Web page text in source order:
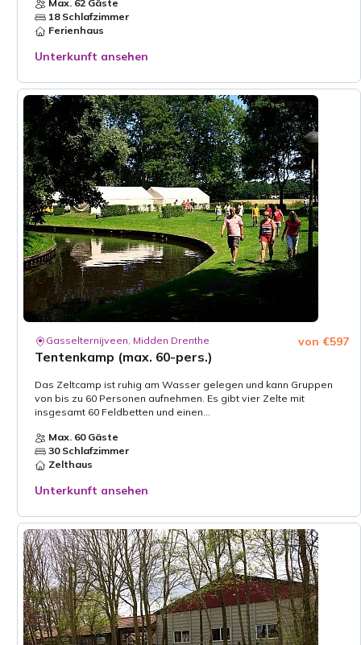
Max. 62 Gäste
18 Schlafzimmer
Ferienhaus
Unterkunft ansehen
Gasselternijveen, Midden Drenthe
Tentenkamp (max. 60-pers.)
von €597
Das Zeltcamp ist ruhig am Wasser gelegen und kann Gruppen
von bis zu 60 Personen aufnehmen. Es gibt vier Zelte mit
insgesamt 60 Feldbetten und einen...
Max. 60 Gäste
30 Schlafzimmer
Zelthaus
Unterkunft ansehen